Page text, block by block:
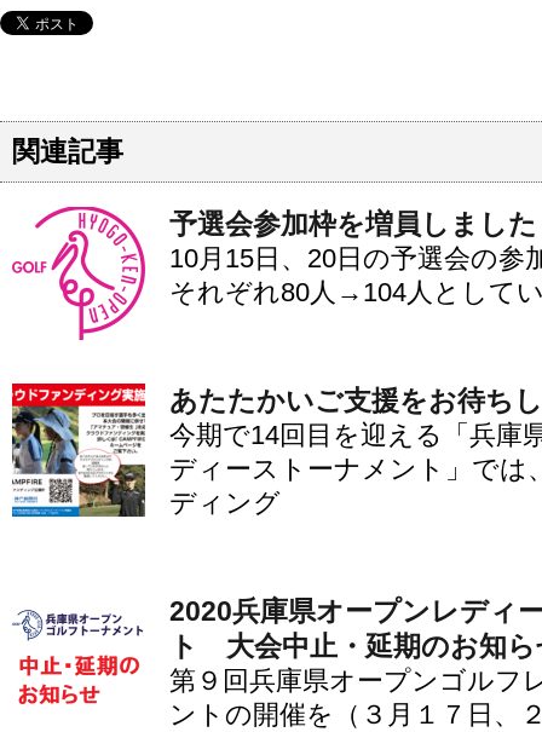
関連記事
予選会参加枠を増員しました
10月15日、20日の予選会の参
それぞれ80人→104人として
あたたかいご支援をお待ち
今期で14回目を迎える「兵庫
ディーストーナメント」では
ディング
2020兵庫県オープンレディ
ト 大会中止・延期のお知ら
第９回兵庫県オープンゴルフ
ントの開催を（３月１７日、